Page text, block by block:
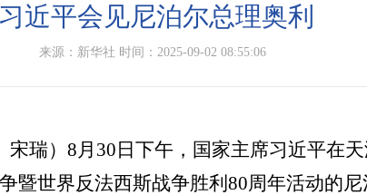
习近平会见尼泊尔总理奥利
来源：新华社 时间：2025-09-02 08:55:06
瑞）8月30日下午，国家主席习近平在
暨世界反法西斯战争胜利80周年活动的尼